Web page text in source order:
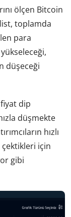
ölçen Bitcoin
toplamda
para
düşeceği
dip
düşmekte
hızlı
çektikleri için
gibi